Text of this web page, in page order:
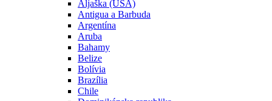
Aljaška (USA)
Antigua a Barbuda
Argentína
Aruba
Bahamy
Belize
Bolívia
Brazília
Chile